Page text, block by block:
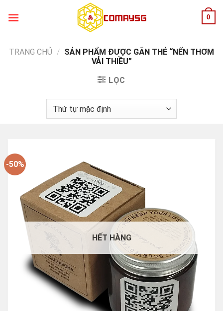
0
TRANG CHỦ / SẢN PHẨM ĐƯỢC GẮN THẺ “NẾN THƠM
VẢI THIỀU”
LỌC
-50%
HẾT HÀNG